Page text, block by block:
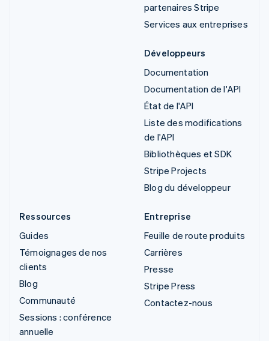
partenaires Stripe
Services aux entreprises
Développeurs
Documentation
Documentation de l'API
État de l'API
Liste des modifications
de l'API
Bibliothèques et SDK
Stripe Projects
Blog du développeur
Ressources
Guides
Témoignages de nos
clients
Blog
Communauté
Sessions : conférence
annuelle
Entreprise
Feuille de route produits
Carrières
Presse
Stripe Press
Contactez-nous